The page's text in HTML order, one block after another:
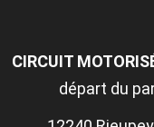
CIRCUIT
départ du